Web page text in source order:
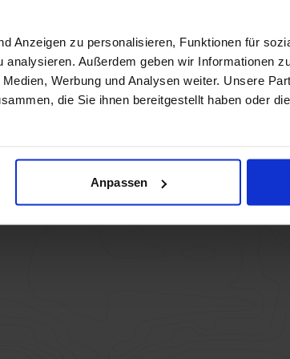
Anzeigen zu personalisieren, Funktionen für
analysieren. Außerdem geben wir Informationen
Werbung und Analysen weiter. Unsere
die Sie ihnen bereitgestellt haben oder
Anpassen